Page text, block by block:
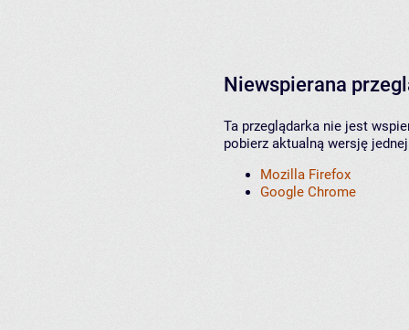
Niewspierana
Ta przeglądarka nie jest
pobierz aktualną wersję
Mozilla Firefox
Google Chrome